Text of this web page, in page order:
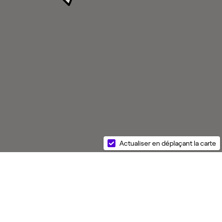
Actualiser en déplaçant la carte
Personnalisez vos préférences pour